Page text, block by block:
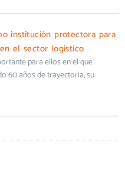
institución protectora para
el sector logístico
para ellos en el que
60 años de trayectoria, su